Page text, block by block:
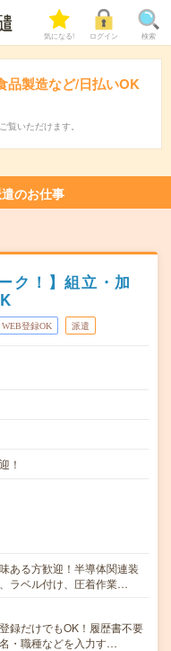
気になる! ログイン 検索
品製造など/日払いOK
覧いただけます。
のお仕事
ク！】組立・加
WEB登録OK 派遣
！
ある方歓迎！半導体関連装
ラベル付け、圧着作業…
録だけでもOK！履歴書不要
・職種などを入力す…